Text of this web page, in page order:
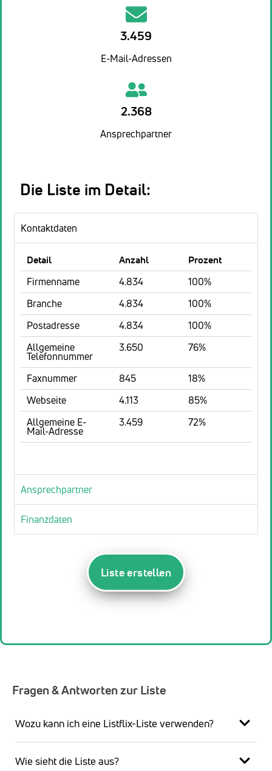
3.459
E-Mail-Adressen
2.368
Ansprechpartner
Die Liste im Detail:
Kontaktdaten
Detail Anzahl
Prozent
Firmenname
4.834
100%
Branche
4.834
100%
Postadresse
4.834
100%
Allgemeine
Telefonnummer
3.650 76%
Faxnummer 845
18%
Webseite
4.113
85%
Allgemeine E-
Mail-Adresse
3.459 72%
Ansprechpartner
Finanzdaten
Liste erstellen
Fragen & Antworten zur Liste
Wozu kann ich eine Listflix-Liste verwenden?
Wie sieht die Liste aus?